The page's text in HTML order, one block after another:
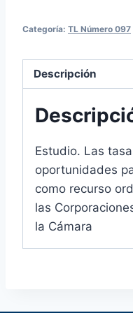
Categoría: TL Número 097
Descripción
Estudio. Las
oportunidades
como recurso
las
la Cámara